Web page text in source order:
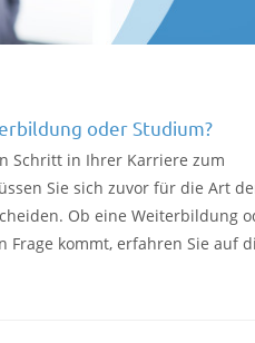
oder Studium?
Schritt in Ihrer Karriere zum
Sie sich zuvor für die Art
Ob eine Weiterbildung
Frage kommt, erfahren Sie auf